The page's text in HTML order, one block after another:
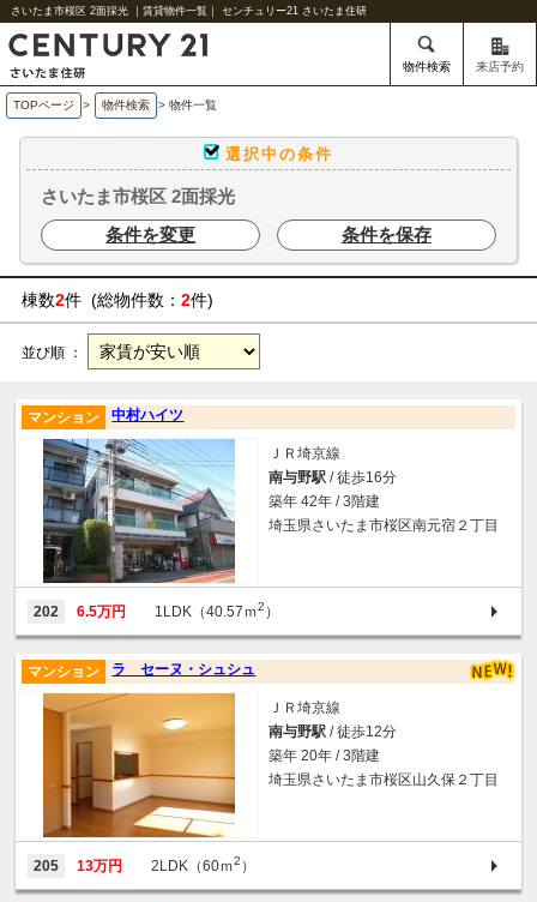
さいたま市桜区 2面採光 ｜賃貸物件一覧｜ センチュリー21 さいたま住研
物件検索 来店予約
TOPページ > 物件検索 > 物件一覧
選択中の条件
さいたま市桜区 2面採光
条件を変更
条件を保存
棟数2件 (総物件数： 2件)
並び順 ：
中村ハイツ
マンション
ＪＲ埼京線
南与野駅 / 徒歩16分
築年 42年 / 3階建
埼玉県さいたま市桜区南元宿２丁目
202 6.5万円 1LDK（40.57ｍ2 ）
ラ セーヌ・シュシュ
マンション
ＪＲ埼京線
南与野駅 / 徒歩12分
築年 20年 / 3階建
埼玉県さいたま市桜区山久保２丁目
205 13万円 2LDK（60ｍ2 ）